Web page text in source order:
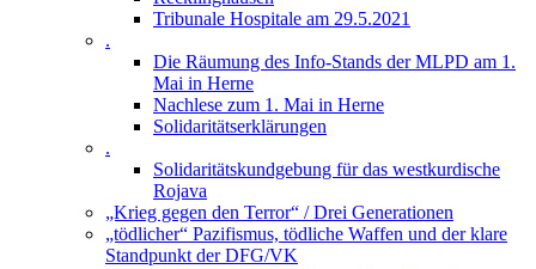
Tribunale Hospitale am 29.5.2021
.
Die Räumung des Info-Stands der MLPD am 1.
Mai in Herne
Nachlese zum 1. Mai in Herne
Solidaritätserklärungen
.
Solidaritätskundgebung für das westkurdische
Rojava
„Krieg gegen den Terror“ / Drei Generationen
„tödlicher“ Pazifismus, tödliche Waffen und der klare
Standpunkt der DFG/VK